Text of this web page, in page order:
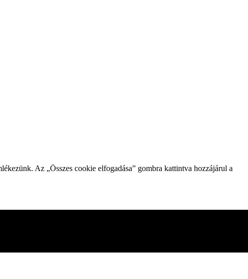
Az „Összes cookie elfogadása” gombra kattintva hozzájárul a